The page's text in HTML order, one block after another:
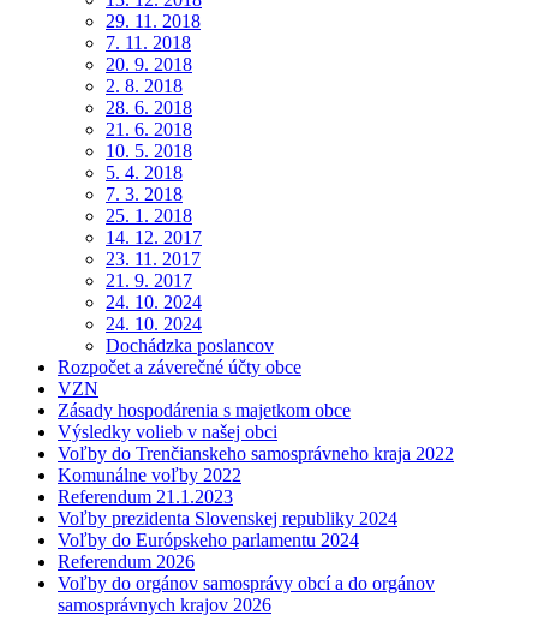
29. 11. 2018
7. 11. 2018
20. 9. 2018
2. 8. 2018
28. 6. 2018
21. 6. 2018
10. 5. 2018
5. 4. 2018
7. 3. 2018
25. 1. 2018
14. 12. 2017
23. 11. 2017
21. 9. 2017
24. 10. 2024
24. 10. 2024
Dochádzka poslancov
Rozpočet a záverečné účty obce
VZN
Zásady hospodárenia s majetkom obce
Výsledky volieb v našej obci
Voľby do Trenčianskeho samosprávneho kraja 2022
Komunálne voľby 2022
Referendum 21.1.2023
Voľby prezidenta Slovenskej republiky 2024
Voľby do Európskeho parlamentu 2024
Referendum 2026
Voľby do orgánov samosprávy obcí a do orgánov
samosprávnych krajov 2026